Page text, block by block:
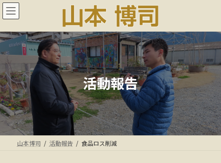
コ
ン
ン
ツ
へ
ス
キ
ッ
プ
ナ
ビ
ー
シ
ョ
ン
に
移
動
活動報告
山本博司 活動報告 食品ロス削減